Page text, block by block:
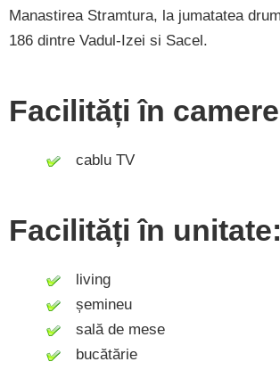
Manastirea Stramtura, la jumatatea
186 dintre Vadul-Izei si Sacel.
Facilități în
cablu TV
Facilități în unitate:
living
șemineu
sală de mese
bucătărie